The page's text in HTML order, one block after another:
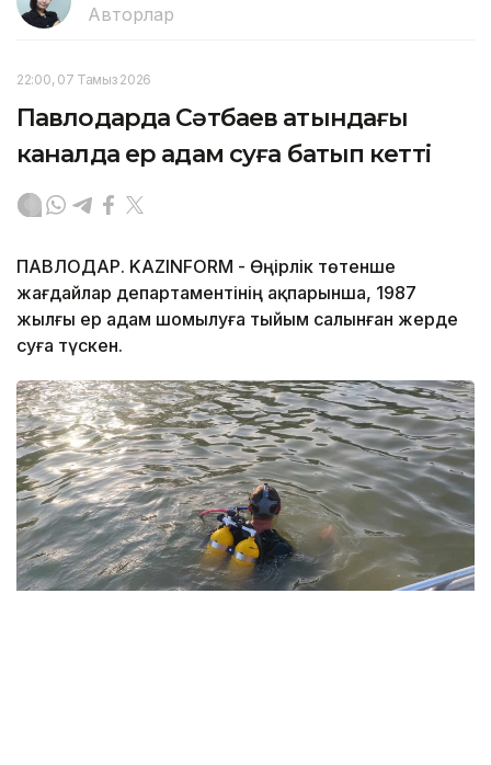
Авторлар
22:00, 07 Тамыз 2026
Павлодарда Сәтбаев атындағы
каналда ер адам суға батып кетті
ПАВЛОДАР. KAZINFORM - Өңірлік төтенше
жағдайлар департаментінің ақпарынша, 1987
жылғы ер адам шомылуға тыйым салынған жерде
суға түскен.